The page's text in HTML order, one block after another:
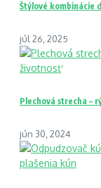
Štýlové kombinácie
júl 26, 2025
Plechová strecha –
jún 30, 2024